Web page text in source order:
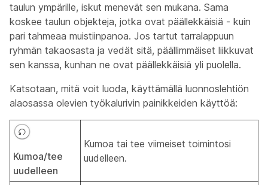
taulun ympärille, iskut menevät sen mukana. Sama
koskee taulun objekteja, jotka ovat päällekkäisiä - kuin
pari tahmeaa muistiinpanoa. Jos tartut tarralappuun
ryhmän takaosasta ja vedät sitä, päällimmäiset liikkuvat
sen kanssa, kunhan ne ovat päällekkäisiä yli puolella.
Katsotaan, mitä voit luoda, käyttämällä luonnoslehtiön
alaosassa olevien työkalurivin painikkeiden käyttöä:
Kumoa/tee
uudelleen
Kumoa tai tee viimeiset toimintosi
uudelleen.